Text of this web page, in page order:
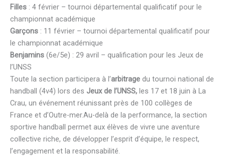
Filles : 4 février – tournoi départemental qualificatif pour le
championnat académique
Garçons : 11 février – tournoi départemental qualificatif pour
le championnat académique
Benjamins (6e/5e) : 29 avril – qualification pour les Jeux de
l’UNSS
Toute la section participera à l’arbitrage du tournoi national de
handball (4v4) lors des Jeux de l’UNSS, les 17 et 18 juin à La
Crau, un événement réunissant près de 100 collèges de
France et d’Outre-mer.Au-delà de la performance, la section
sportive handball permet aux élèves de vivre une aventure
collective riche, de développer l’esprit d’équipe, le respect,
l’engagement et la responsabilité.